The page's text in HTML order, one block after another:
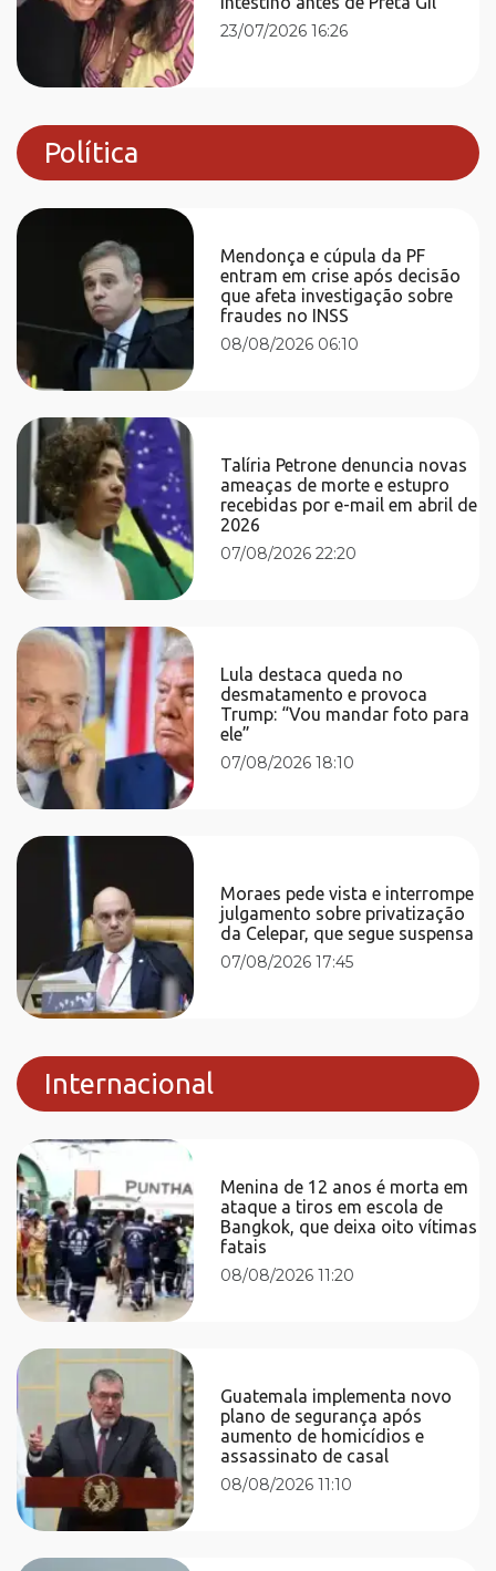
23/07/2026 16:26
Política
Mendonça e cúpula da PF
entram em crise após decisão
que afeta investigação sobre
fraudes no INSS
08/08/2026 06:10
Talíria Petrone denuncia novas
ameaças de morte e estupro
recebidas por e-mail em abril de
2026
07/08/2026 22:20
Lula destaca queda no
desmatamento e provoca
Trump: “Vou mandar foto para
ele”
07/08/2026 18:10
Moraes pede vista e interrompe
julgamento sobre privatização
da Celepar, que segue suspensa
07/08/2026 17:45
Internacional
Menina de 12 anos é morta em
ataque a tiros em escola de
Bangkok, que deixa oito vítimas
fatais
08/08/2026 11:20
Guatemala implementa novo
plano de segurança após
aumento de homicídios e
assassinato de casal
08/08/2026 11:10